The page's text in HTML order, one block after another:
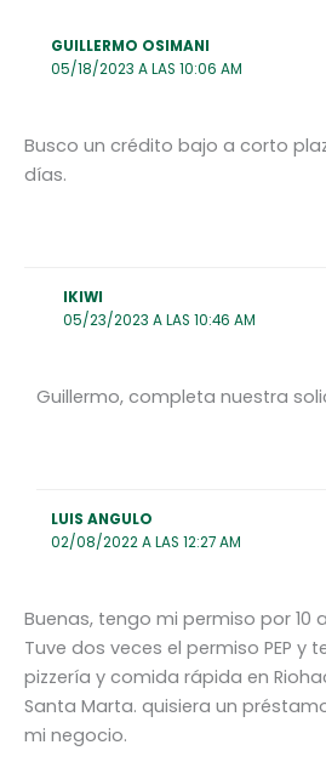
GUILLERMO OSIMANI
05/18/2023 A LAS 10:06 AM
Busco un crédito bajo a corto
días.
IKIWI
05/23/2023 A LAS 10:46 AM
Guillermo, completa nuestra
LUIS ANGULO
02/08/2022 A LAS 12:27 AM
Buenas, tengo mi permiso por 10
Tuve dos veces el permiso PEP y
pizzería y comida rápida en
Santa Marta. quisiera un
mi negocio.